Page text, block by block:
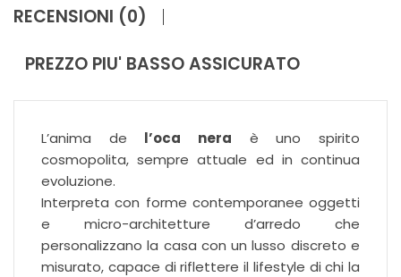
RECENSIONI (0)
PREZZO PIU' BASSO ASSICURATO
L’anima de l’oca nera è uno spirito
cosmopolita, sempre attuale ed in continua
evoluzione.
Interpreta con forme contemporanee oggetti
e micro-architetture d’arredo che
personalizzano la casa con un lusso discreto e
misurato, capace di riflettere il lifestyle di chi la